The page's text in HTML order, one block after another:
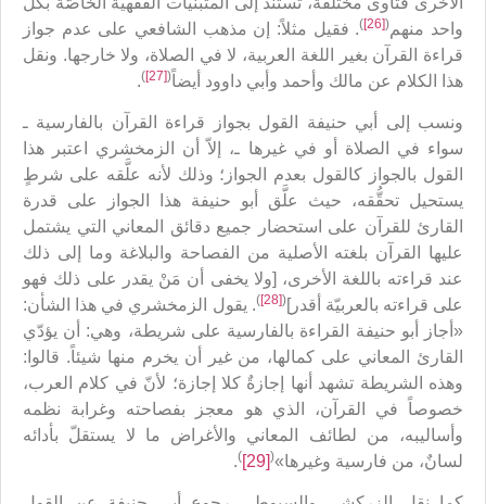
واحد منهم(
[26]
). فقيل مثلاً: إن مذهب الشافعي على عدم جواز
قراءة القرآن بغير اللغة العربية، لا في الصلاة، ولا خارجها. ونقل
هذا الكلام عن مالك وأحمد وأبي داوود أيضاً(
[27]
)
.
ونسب إلى أبي حنيفة القول بجواز قراءة القرآن بالفارسية ـ
سواء في الصلاة أو في غيرها ـ، إلاّ أن الزمخشري اعتبر هذا
القول بالجواز كالقول بعدم الجواز؛ وذلك لأنه علَّقه على شرطٍ
يستحيل تحقُّقه، حيث علَّق أبو حنيفة هذا الجواز على قدرة
القارئ للقرآن على استحضار جميع دقائق المعاني التي يشتمل
عليها القرآن بلغته الأصلية من الفصاحة والبلاغة وما إلى ذلك
عند قراءته باللغة الأخرى، [ولا يخفى أن مَنْ يقدر على ذلك فهو
على قراءته بالعربيّة أقدر](
[28]
). يقول الزمخشري في هذا الشأن:
«أجاز أبو حنيفة القراءة بالفارسية على شريطة، وهي: أن يؤدّي
القارئ المعاني على كمالها، من غير أن يخرم منها شيئاً. قالوا:
وهذه الشريطة تشهد أنها إجازةٌ كلا إجازة؛ لأنّ في كلام العرب،
خصوصاً في القرآن، الذي هو معجز بفصاحته وغرابة نظمه
وأساليبه، من لطائف المعاني والأغراض ما لا يستقلّ بأدائه
لسانٌ، من فارسية وغيرها»(
[29]
)
.